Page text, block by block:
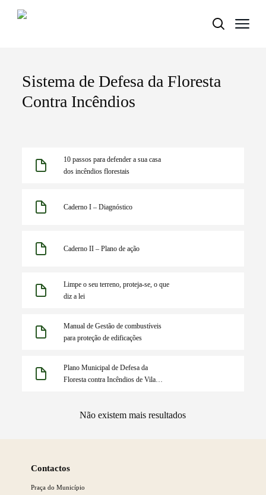
Termo de Pesquisa
Categorias gerais
Sistema de Defesa da Floresta
Contra Incêndios
10 passos para defender a sua casa
dos incêndios florestais
Caderno I – Diagnóstico
Caderno II – Plano de ação
Limpe o seu terreno, proteja-se, o que
diz a lei
Manual de Gestão de combustíveis
para proteção de edificações
Plano Municipal de Defesa da
Floresta contra Incêndios de Vila
Não existem mais resultados
Contactos
Praça do Município